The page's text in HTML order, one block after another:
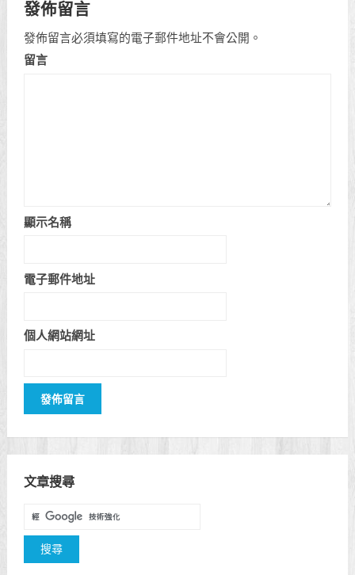
發佈留言
發佈留言必須填寫的電子郵件地址不會公開。
留言
顯示名稱
電子郵件地址
個人網站網址
文章搜尋